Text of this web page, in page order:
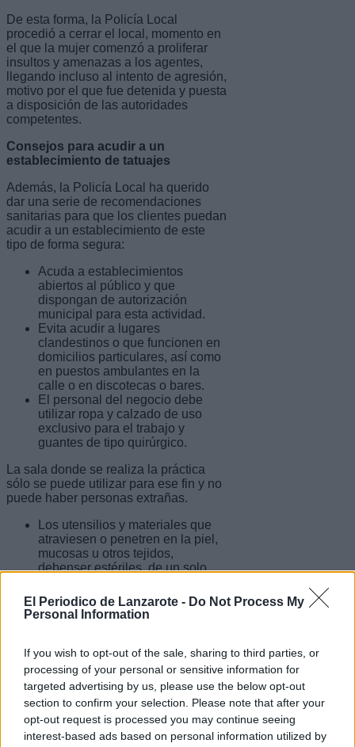
El Periodico de Lanzarote - Do Not Process My
Personal Information
If you wish to opt-out of the sale, sharing to third parties, or
processing of your personal or sensitive information for
targeted advertising by us, please use the below opt-out
section to confirm your selection. Please note that after your
opt-out request is processed you may continue seeing
interest-based ads based on personal information utilized by
De esta forma, la Policía Local
procedió a cerrar el local, momento en
el que la mujer comenzó a proliferar
insultos y amenazas a los agentes,
llegando incluso al intento de agresión,
motivo por el que fue detenida y puesta
a disposición de las autoridades
competentes.
Consejos para acudir a un
establecimiento de tatuajes
Además, la Policía Local ha querido
dar una serie de recomendaciones
sanitarias para que los clientes puedan
acudir a un establecimiento de este
tipo de forma segura:
Acuda a establecimientos
abiertos al público y que
dispongan de autorización
municipal para esta actividad.
Evita acudir a lugares
clandestinos o que funcionen en
domicilios particulares, así como
en puestos ambulantes en la
calle o en discotecas o bares.
El personal del negocio debe
utilizar ropa y calzado de uso
exclusivo para el trabajo y
guantes de tipo quirúrgico.
La sala donde se realiza la práctica
sólo se puede utilizar para ese fin y no
puede haber personas extrañas.
Los utensilios y materiales que
atraviesen o penetren en la piel,
mucosas u otros tejidos,
debenser estériles, de un solo
empaquetados individualmente,
abriéndolos ante el consumidor.
y deben colocarla en pocillos
empaquetados individualmente y
esterilizado.
Tienen que facilitarte una factura,
muy útil en el caso de posibles
reclamaciones.
Antes de hacerte la técnica